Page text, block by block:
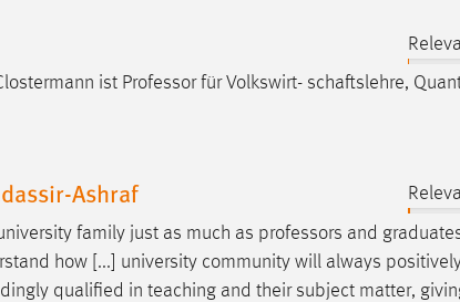
ist Professorfür Volkswirt- schaftslehre,
Ashraf
family just as much as professors and
how [...] university community will always
qualified in teaching and their subject matter,